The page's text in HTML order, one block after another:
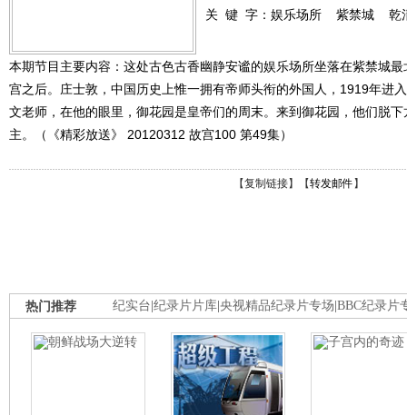
关 键 字： 娱乐场所 紫禁城 乾
本期节目主要内容：这处古色古香幽静安谧的娱乐场所坐落在紫禁城
宫之后。庄士敦，中国历史上惟一拥有帝师头衔的外国人，1919年进
文老师，在他的眼里，御花园是皇帝们的周末。来到御花园，他们脱
主。（《精彩放送》 20120312 故宫100 第49集）
【复制链接】【转发邮件 】
纪实台 纪录片片库 央视精品纪录片专场 BBC纪录片
热门推荐